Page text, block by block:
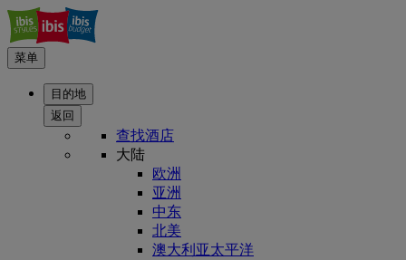
菜单
目的地
返回
查找酒店
大陆
欧洲
亚洲
中东
北美
澳大利亚太平洋